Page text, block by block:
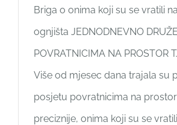
Briga o onima koji su se vratili
ognjišta JEDNODNEVNO
POVRATNICIMA NA PROSTOR
Više od mjesec dana trajala su
posjetu povratnicima na
preciznije, onima koji su se